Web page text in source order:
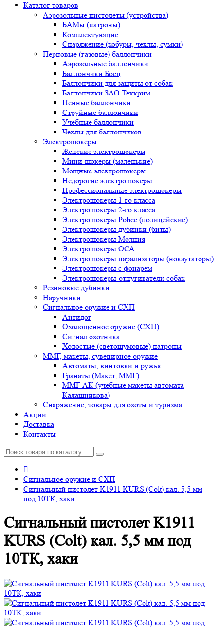
Каталог товаров
Аэрозольные пистолеты (устройства)
БАМы (патроны)
Комплектующие
Снаряжение (кобуры, чехлы, сумки)
Перцовые (газовые) баллончики
Аэрозольные баллончики
Баллончики Боец
Баллончики для защиты от собак
Баллончики ЗАО Техкрим
Пенные баллончики
Струйные баллончики
Учебные баллончики
Чехлы для баллончиков
Электрошокеры
Женские электрошокеры
Мини-шокеры (маленькие)
Мощные электрошокеры
Недорогие электрошокеры
Профессиональные электрошокеры
Электрошокеры 1-го класса
Электрошокеры 2-го класса
Электрошокеры Police (полицейские)
Электрошокеры дубинки (биты)
Электрошокеры Молния
Электрошокеры ОСА
Электрошокеры парализаторы (нокаутаторы)
Электрошокеры с фонарем
Электрошокеры-отпугиватели собак
Резиновые дубинки
Наручники
Сигнальное оружие и СХП
Антидог
Охолощенное оружие (СХП)
Сигнал охотника
Холостые (светошумовые) патроны
ММГ, макеты, сувенирное оружие
Автоматы, винтовки и ружья
Гранаты (Макет, ММГ)
ММГ АК (учебные макеты автомата
Калашникова)
Снаряжение, товары для охоты и туризма
Акции
Доставка
Контакты
Сигнальное оружие и СХП
Сигнальный пистолет K1911 KURS (Colt) кал. 5,5 мм
под 10ТК, хаки
Сигнальный пистолет K1911
KURS (Colt) кал. 5,5 мм под
10ТК, хаки